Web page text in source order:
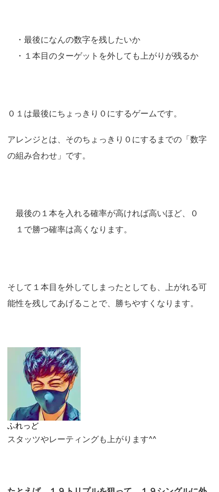
・最後になんの数字を残したいか
・１本目のターゲットを外しても上がりが残るか
０１は最後にちょっきり０にするゲームです。
アレンジとは、そのちょっきり０にするまでの「数字
の組み合わせ」です。
最後の１本を入れる確率が高ければ高いほど、０
１で勝つ確率は高くなります。
そして１本目を外してしまったとしても、上がれる可
能性を残してあげることで、勝ちやすくなります。
ふれっど
スタッツやレーティングも上がります^^